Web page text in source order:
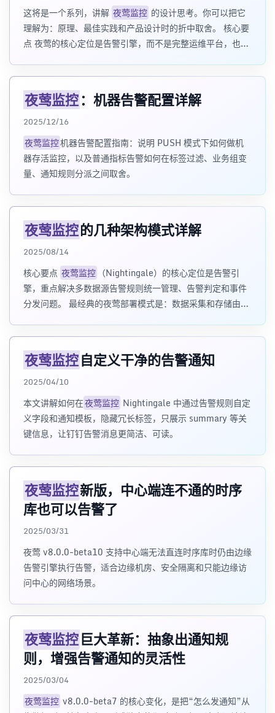
这将是一个系列，讲解 夜莺监控 的设计思考。你可以把它
理解为：原理、最佳实践和产品设计时的折中取舍。 核心要
点 夜莺的核心定位是告警引擎，而不是完整运维平台，也不
夜莺监控：机器告警配置详解
2025/12/16
夜莺监控机器告警配置指南：说明 PUSH 模式下如何做机
器存活监控，以及普通指标告警如何在标签过滤、业务组变
量、通知规则分派之间取舍。
夜莺监控的几种架构模式详解
2025/08/14
核心要点 夜莺监控 （Nightingale）的核心定位是告警引
擎，重点解决多数据源告警规则统一管理、告警判定和事件
分发问题。 最经典的夜莺部署模式是：数据采集和存储由
夜莺监控自定义干净的告警通知
2025/04/10
本文讲解如何在夜莺监控 Nightingale 中通过告警规则自定
义字段和通知模板，隐藏冗长标签，只展示 summary 等关
键信息，让钉钉告警消息更简洁、可读。
夜莺监控新版，中心端连不通的时序
库也可以告警了
2025/03/31
夜莺 v8.0.0-beta10 支持中心端无法直连时序库时仍由边缘
告警引擎执行告警，适合边缘机房、安全隔离和只能边缘访
问中心的网络场景。
夜莺监控巨大革新：抽象出通知规
则，增强告警通知的灵活性
2025/03/04
夜莺监控 v8.0.0-beta7 的核心变化，是把“怎么发通知”从